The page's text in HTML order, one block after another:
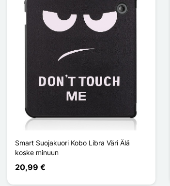
Smart Suojakuori Kobo Libra Väri Älä
koske minuun
20,99 €